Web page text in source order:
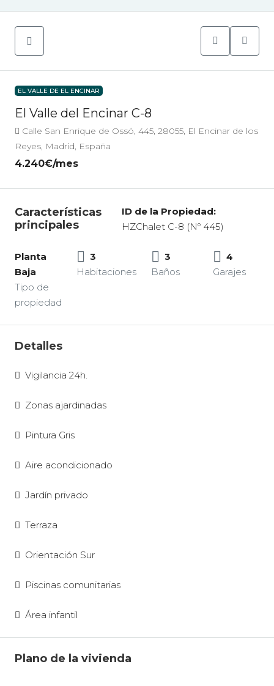
EL VALLE DE EL ENCINAR
El Valle del Encinar C-8
Calle San Enrique de Ossó, 445, 28055, El Encinar de los
Reyes, Madrid, España
4.240€/mes
Características
principales
ID de la Propiedad:
HZChalet C-8 (Nº 445)
Planta
Baja
Tipo de
propiedad
3
Habitaciones
3
Baños
4
Garajes
Detalles
Vigilancia 24h.
Zonas ajardinadas
Pintura Gris
Aire acondicionado
Jardín privado
Terraza
Orientación Sur
Piscinas comunitarias
Área infantil
Plano de la vivienda